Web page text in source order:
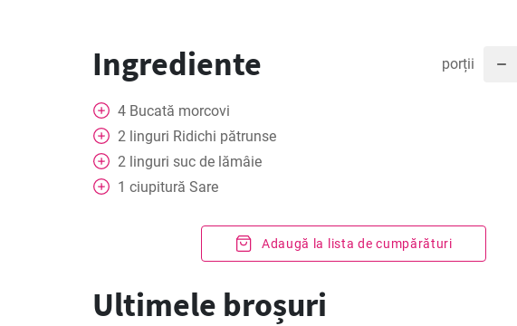
Ingrediente porții
4 Bucată morcovi
2 linguri Ridichi pătrunse
2 linguri suc de lămâie
1 ciupitură Sare
Adaugă la lista de cumpărături
Ultimele broșuri